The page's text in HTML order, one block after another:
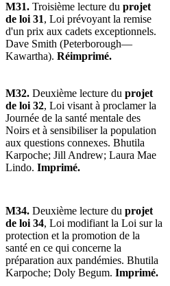
M31. Troisième lecture du projet
de loi 31, Loi prévoyant la remise
d'un prix aux cadets exceptionnels.
Dave Smith (Peterborough—
Kawartha). Réimprimé.
M32. Deuxième lecture du projet
de loi 32, Loi visant à proclamer la
Journée de la santé mentale des
Noirs et à sensibiliser la population
aux questions connexes. Bhutila
Karpoche; Jill Andrew; Laura Mae
Lindo. Imprimé.
M34. Deuxième lecture du projet
de loi 34, Loi modifiant la Loi sur la
protection et la promotion de la
santé en ce qui concerne la
préparation aux pandémies. Bhutila
Karpoche; Doly Begum. Imprimé.